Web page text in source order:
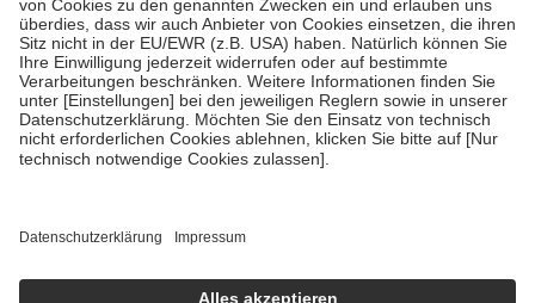
• Kindern und Jugendlichen bis zum vollendeten 18. Lebensjahr
mit Ausnahme der Fahrkosten
• Untersuchungen zur Vorsorge und Früherkennung, die von der
GKV getragen werden
• empfohlenen Schutzimpfungen
• Harn- und Blutteststreifen
getroffen, um sicherzustellen, dass es sich um echte Bewertungen
https://help.etrusted.com/hc/de/articles/4419944605341